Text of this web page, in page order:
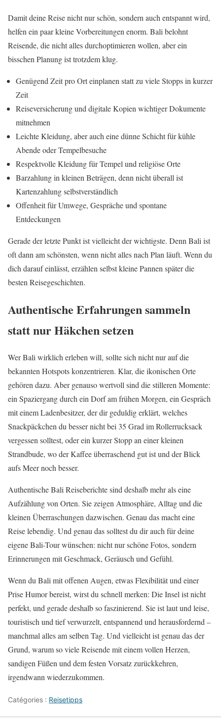
Damit deine Reise nicht nur schön, sondern auch entspannt wird,
helfen ein paar kleine Vorbereitungen enorm. Bali belohnt
Reisende, die nicht alles durchoptimieren wollen, aber ein
bisschen Planung ist trotzdem klug.
Genügend Zeit pro Ort einplanen statt zu viele Stopps in kurzer
Zeit
Reiseversicherung und digitale Kopien wichtiger Dokumente
mitnehmen
Leichte Kleidung, aber auch eine dünne Schicht für kühle
Abende oder Tempelbesuche
Respektvolle Kleidung für Tempel und religiöse Orte
Barzahlung in kleinen Beträgen, denn nicht überall ist
Kartenzahlung selbstverständlich
Offenheit für Umwege, Gespräche und spontane
Entdeckungen
Gerade der letzte Punkt ist vielleicht der wichtigste. Denn Bali ist
oft dann am schönsten, wenn nicht alles nach Plan läuft. Wenn du
dich darauf einlässt, erzählen selbst kleine Pannen später die
besten Reisegeschichten.
Authentische Erfahrungen sammeln
statt nur Häkchen setzen
Wer Bali wirklich erleben will, sollte sich nicht nur auf die
bekannten Hotspots konzentrieren. Klar, die ikonischen Orte
gehören dazu. Aber genauso wertvoll sind die stilleren Momente:
ein Spaziergang durch ein Dorf am frühen Morgen, ein Gespräch
mit einem Ladenbesitzer, der dir geduldig erklärt, welches
Snackpäckchen du besser nicht bei 35 Grad im Rollerrucksack
vergessen solltest, oder ein kurzer Stopp an einer kleinen
Strandbude, wo der Kaffee überraschend gut ist und der Blick
aufs Meer noch besser.
Authentische Bali Reiseberichte sind deshalb mehr als eine
Aufzählung von Orten. Sie zeigen Atmosphäre, Alltag und die
kleinen Überraschungen dazwischen. Genau das macht eine
Reise lebendig. Und genau das solltest du dir auch für deine
eigene Bali-Tour wünschen: nicht nur schöne Fotos, sondern
Erinnerungen mit Geschmack, Geräusch und Gefühl.
Wenn du Bali mit offenen Augen, etwas Flexibilität und einer
Prise Humor bereist, wirst du schnell merken: Die Insel ist nicht
perfekt, und gerade deshalb so faszinierend. Sie ist laut und leise,
touristisch und tief verwurzelt, entspannend und herausfordernd –
manchmal alles am selben Tag. Und vielleicht ist genau das der
Grund, warum so viele Reisende mit einem vollen Herzen,
sandigen Füßen und dem festen Vorsatz zurückkehren,
irgendwann wiederzukommen.
Catégories : Reisetipps